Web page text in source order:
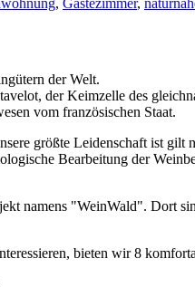
der Welt.
der Keimzelle des
vom französischen Staat.
größte Leidenschaft ist
Bearbeitung der
namens "WeinWald". Dort
bieten wir 8